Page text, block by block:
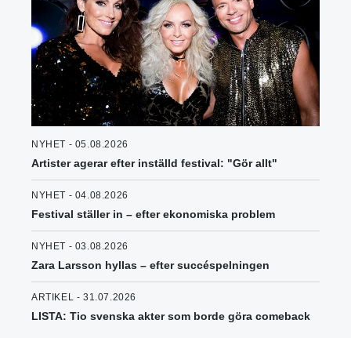
NYHET - 05.08.2026
Artister agerar efter inställd festival: "Gör allt"
NYHET - 04.08.2026
Festival ställer in – efter ekonomiska problem
NYHET - 03.08.2026
Zara Larsson hyllas – efter succéspelningen
ARTIKEL - 31.07.2026
LISTA: Tio svenska akter som borde göra comeback